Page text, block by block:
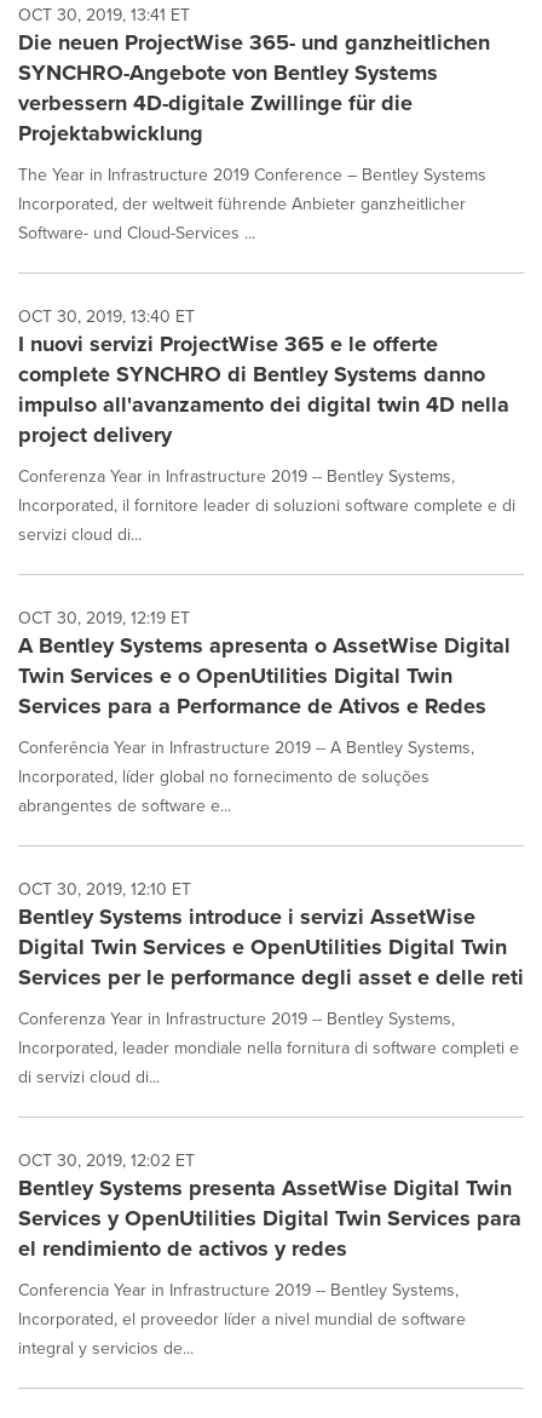
OCT 30, 2019, 13:41 ET
Die neuen ProjectWise 365- und ganzheitlichen
SYNCHRO-Angebote von Bentley Systems
verbessern 4D-digitale Zwillinge für die
Projektabwicklung
The Year in Infrastructure 2019 Conference – Bentley Systems
Incorporated, der weltweit führende Anbieter ganzheitlicher
Software- und Cloud-Services ...
OCT 30, 2019, 13:40 ET
I nuovi servizi ProjectWise 365 e le offerte
complete SYNCHRO di Bentley Systems danno
impulso all'avanzamento dei digital twin 4D nella
project delivery
Conferenza Year in Infrastructure 2019 -- Bentley Systems,
Incorporated, il fornitore leader di soluzioni software complete e di
servizi cloud di...
OCT 30, 2019, 12:19 ET
A Bentley Systems apresenta o AssetWise Digital
Twin Services e o OpenUtilities Digital Twin
Services para a Performance de Ativos e Redes
Conferência Year in Infrastructure 2019 -- A Bentley Systems,
Incorporated, líder global no fornecimento de soluções
abrangentes de software e...
OCT 30, 2019, 12:10 ET
Bentley Systems introduce i servizi AssetWise
Digital Twin Services e OpenUtilities Digital Twin
Services per le performance degli asset e delle reti
Conferenza Year in Infrastructure 2019 -- Bentley Systems,
Incorporated, leader mondiale nella fornitura di software completi e
di servizi cloud di...
OCT 30, 2019, 12:02 ET
Bentley Systems presenta AssetWise Digital Twin
Services y OpenUtilities Digital Twin Services para
el rendimiento de activos y redes
Conferencia Year in Infrastructure 2019 -- Bentley Systems,
Incorporated, el proveedor líder a nivel mundial de software
integral y servicios de...